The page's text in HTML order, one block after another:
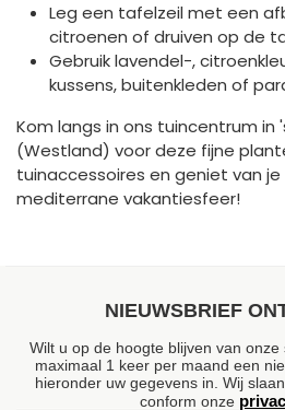
Leg een tafelzeil met een
citroenen of druiven op de
Gebruik lavendel-,
kussens, buitenkleden of
Kom langs in ons tuincentrum in
(Westland) voor deze fijne
tuinaccessoires en geniet van
mediterrane vakantiesfeer!
NIEUWSBRIEF
Wilt u op de hoogte blijven van
maximaal 1 keer per maand een
hieronder uw gegevens in. Wij
conform onze